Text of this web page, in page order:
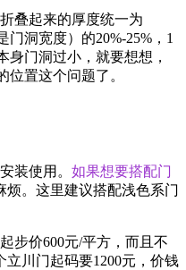
叠起来的厚度统一为
门洞宽度）的20%-25%，1
身门洞过小，就要想想，
位置这个问题了。
装使用。 如果想要搭配门
烦。这里建议搭配浅色系门
起步价600元/平方，而且不
立川门起码要1200元，价钱